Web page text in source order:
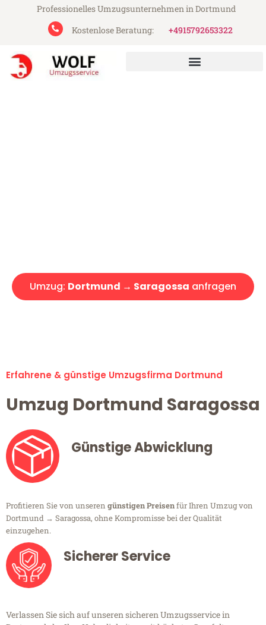
Professionelles Umzugsunternehmen in Dortmund
Kostenlose Beratung:
+4915792653322
Umzug: Dortmund → Saragossa anfragen
Erfahrene & günstige Umzugsfirma Dortmund
Umzug Dortmund Saragossa
Günstige Abwicklung
Profitieren Sie von unseren günstigen Preisenfür Ihren Umzug von
Dortmund → Saragossa, ohne Kompromisse bei der Qualität
einzugehen.
Sicherer Service
Verlassen Sie sich auf unseren sicheren Umzugsservice in